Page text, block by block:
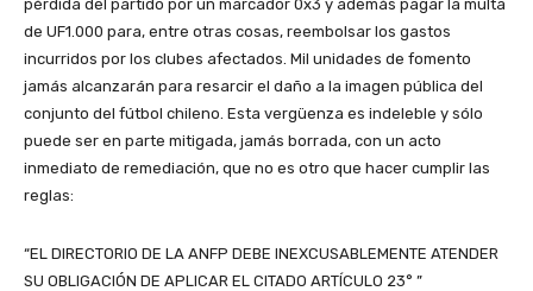
pérdida del partido por un marcador 0x3 y además pagar la multa
de UF1.000 para, entre otras cosas, reembolsar los gastos
incurridos por los clubes afectados. Mil unidades de fomento
jamás alcanzarán para resarcir el daño a la imagen pública del
conjunto del fútbol chileno. Esta vergüenza es indeleble y sólo
puede ser en parte mitigada, jamás borrada, con un acto
inmediato de remediación, que no es otro que hacer cumplir las
reglas:
“EL DIRECTORIO DE LA ANFP DEBE INEXCUSABLEMENTE ATENDER
SU OBLIGACIÓN DE APLICAR EL CITADO ARTÍCULO 23° ”